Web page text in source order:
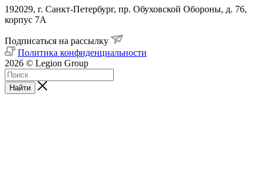
192029, г. Санкт-Петербург, пр. Обуховской Обороны, д. 76,
корпус 7А
Подписаться на рассылку
Политика конфиденциальности
2026 © Legion Group
Найти